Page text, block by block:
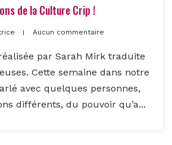
de la Culture Crip !
Aucun commentaire
par Sarah Mirk traduite
Cette semaine dans notre
avec quelques personnes,
différents, du pouvoir qu’a...